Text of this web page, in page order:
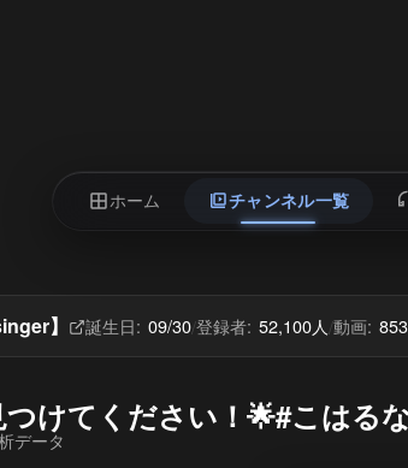
ホーム チャンネル一覧
】 誕生日: 09/30/登録者: 52,100人/動画:
つけてください！🌟#こはる
データ